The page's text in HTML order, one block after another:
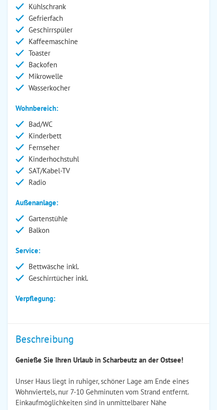
Kühlschrank
Gefrierfach
Geschirrspüler
Kaffeemaschine
Toaster
Backofen
Mikrowelle
Wasserkocher
Wohnbereich:
Bad/WC
Kinderbett
Fernseher
Kinderhochstuhl
SAT/Kabel-TV
Radio
Außenanlage:
Gartenstühle
Balkon
Service:
Bettwäsche inkl.
Geschirrtücher inkl.
Verpflegung:
Beschreibung
Genieße Sie Ihren Urlaub in Scharbeutz an der Ostsee!
Unser Haus liegt in ruhiger, schöner Lage am Ende eines
Wohnviertels, nur 7-10 Gehminuten vom Strand entfernt.
Einkaufmöglichkeiten sind in unmittelbarer Nähe